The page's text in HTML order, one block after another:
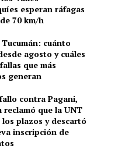
esperan ráfagas
70 km/h
cuánto
agosto y cuáles
que más
generan
contra Pagani,
reclamó que la UNT
plazos y descartó
inscripción de